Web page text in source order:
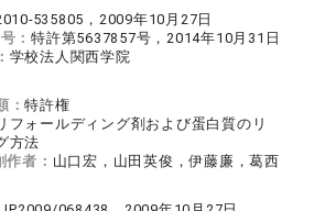
535805，2009年10月27日
：特許第5637857号，2014年10月31日
学校法人関西学院
：特許権
フォールディング剤および蛋白質のリ
方法
者： 山口宏，山田英俊，伊藤廉，葛西